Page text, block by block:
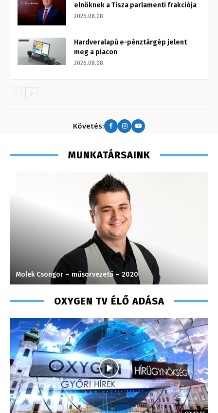
elnöknek a Tisza parlamenti frakciója
2026.08.08.
Hardveralapú e-pénztárgép jelent
meg a piacon
2026.08.08.
Követés:
MUNKATÁRSAINK
Molek Csongor – műsorvezető – 2020
OXYGEN TV ÉLŐ ADÁSA